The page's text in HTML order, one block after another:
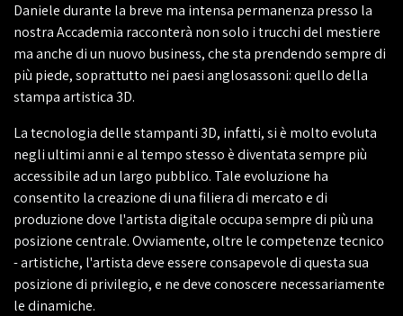
Daniele durante la breve ma intensa permanenza presso la
nostra Accademia racconterà non solo i trucchi del mestiere
ma anche di un nuovo business, che sta prendendo sempre di
più piede, soprattutto nei paesi anglosassoni: quello della
stampa artistica 3D.
La tecnologia delle stampanti 3D, infatti, si è molto evoluta
negli ultimi anni e al tempo stesso è diventata sempre più
accessibile ad un largo pubblico. Tale evoluzione ha
consentito la creazione di una filiera di mercato e di
produzione dove l'artista digitale occupa sempre di più una
posizione centrale. Ovviamente, oltre le competenze tecnico
- artistiche, l'artista deve essere consapevole di questa sua
posizione di privilegio, e ne deve conoscere necessariamente
le dinamiche.